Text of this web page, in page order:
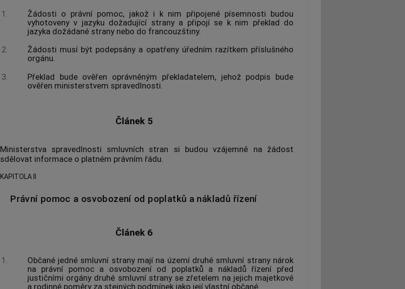
1.
Žádosti o právní pomoc, jakož i k nim připojené písemnosti budou
vyhotoveny v jazyku dožadující strany a připojí se k nim překlad do
jazyka dožádané strany nebo do francouzštiny.
2.
Žádosti musí být podepsány a opatřeny úředním razítkem příslušného
orgánu.
3.
Překlad bude ověřen oprávněným překladatelem, jehož podpis bude
ověřen ministerstvem spravedlnosti.
Článek 5
Ministerstva spravedlnosti smluvních stran si budou vzájemně na žádost
sdělovat informace o platném právním řádu.
KAPITOLA II
Právní pomoc a osvobození od poplatků a nákladů řízení
Článek 6
1.
Občané jedné smluvní strany mají na území druhé smluvní strany nárok
na právní pomoc a osvobození od poplatků a nákladů řízení před
justičními orgány druhé smluvní strany se zřetelem na jejich majetkové
a rodinné poměry za stejných podmínek jako její vlastní občané.